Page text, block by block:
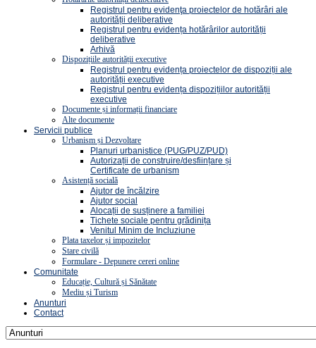
Registrul pentru evidenţa proiectelor de hotărâri ale
autorității deliberative
Registrul pentru evidența hotărârilor autorității
deliberative
Arhivă
Dispozițiile autorității executive
Registrul pentru evidența proiectelor de dispoziții ale
autorității executive
Registrul pentru evidența dispozițiilor autorității
executive
Documente și informații financiare
Alte documente
Servicii publice
Urbanism și Dezvoltare
Planuri urbanistice (PUG/PUZ/PUD)
Autorizații de construire/desființare și
Certificate de urbanism
Asistență socială
Ajutor de încălzire
Ajutor social
Alocații de susținere a familiei
Tichete sociale pentru grădinița
Venitul Minim de Incluziune
Plata taxelor și impozitelor
Stare civilă
Formulare - Depunere cereri online
Comunitate
Educație, Cultură și Sănătate
Mediu și Turism
Anunturi
Contact